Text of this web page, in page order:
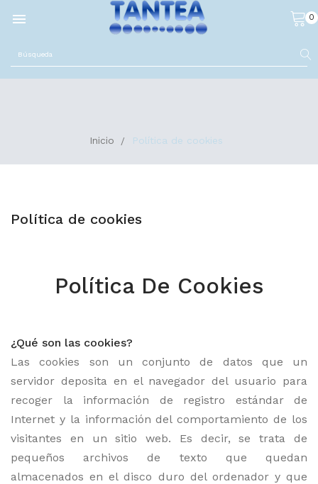
 0
Inicio Política de cookies
Política de cookies
Política De Cookies
¿Qué son las cookies?
Las cookies son un conjunto de datos que un
servidor deposita en el navegador del usuario para
recoger la información de registro estándar de
Internet y la información del comportamiento de los
visitantes en un sitio web. Es decir, se trata de
pequeños archivos de texto que quedan
almacenados en el disco duro del ordenador y que